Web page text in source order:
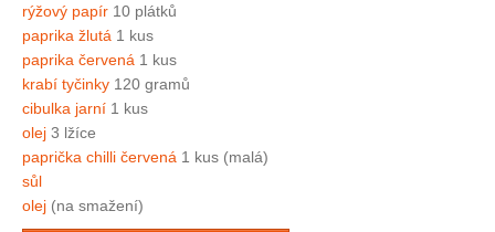
rýžový papír 10 plátků
paprika žlutá 1 kus
paprika červená 1 kus
krabí tyčinky 120 gramů
cibulka jarní 1 kus
olej 3 lžíce
paprička chilli červená 1 kus (malá)
sůl
olej (na smažení)